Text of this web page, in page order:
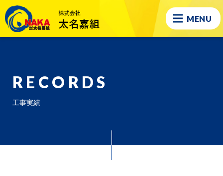
MENU
RECORDS
工事実績